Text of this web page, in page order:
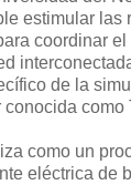
estimular las
coordinar
de la
como
como un
eléctrica de